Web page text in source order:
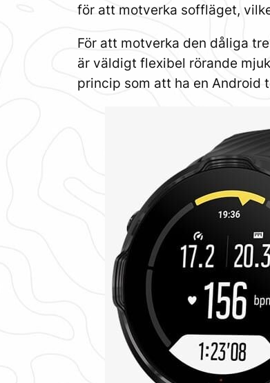
för att motverka soffläget,
För att motverka den dåliga
är väldigt flexibel rörande
princip som att ha en Android